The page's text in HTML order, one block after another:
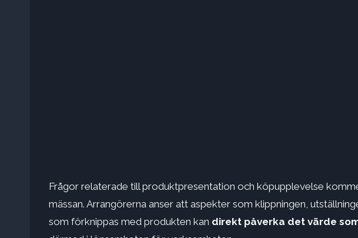
Frågor relaterade till produktpresentation och köpupplevelse
mässan. Arrangörerna anser att aspekter som klippningen,
som förknippas med produkten kan direkt påverka det värde